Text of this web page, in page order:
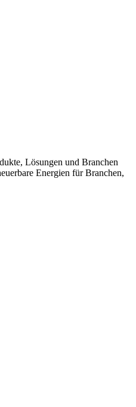
Lösungen und Branchen
Energien für Branchen,